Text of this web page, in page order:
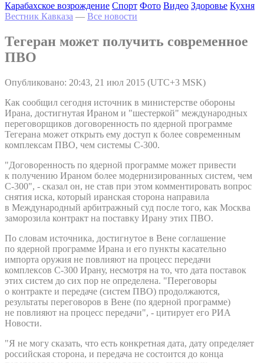
Карабахское возрождение Спорт Фото Видео Здоровье Кухня
Вестник Кавказа — Все новости
Тегеран может получить современное
ПВО
Опубликовано: 20:43, 21 июл 2015 (UTC+3 MSK)
Как сообщил сегодня источник в министерстве обороны
Ирана, достигнутая Ираном и "шестеркой" международных
переговорщиков договоренность по ядерной программе
Тегерана может открыть ему доступ к более современным
комплексам ПВО, чем системы С-300.
"Договоренность по ядерной программе может привести
к получению Ираном более модернизированных систем, чем
C-300", - сказал он, не став при этом комментировать вопрос
снятия иска, который иранская сторона направила
в Международный арбитражный суд после того, как Москва
заморозила контракт на поставку Ирану этих ПВО.
По словам источника, достигнутое в Вене соглашение
по ядерной программе Ирана и его пункты касательно
импорта оружия не повлияют на процесс передачи
комплексов С-300 Ирану, несмотря на то, что дата поставок
этих систем до сих пор не определена. "Переговоры
о контракте и передаче (систем ПВО) продолжаются,
результаты переговоров в Вене (по ядерной программе)
не повлияют на процесс передачи", - цитирует его РИА
Новости.
"Я не могу сказать, что есть конкретная дата, дату определяет
российская сторона, и передача не состоится до конца